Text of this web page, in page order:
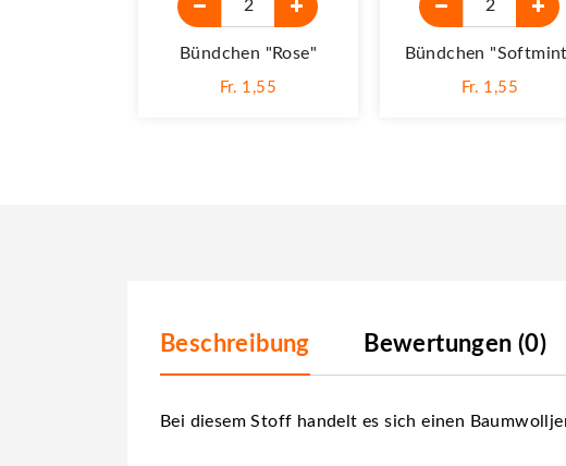
Bündchen "rose"
Fr. 1,55
Bündchen
Fr. 1,55
Beschreibung Bewertungen (0)
Bei diesem Stoff handelt es sich einen